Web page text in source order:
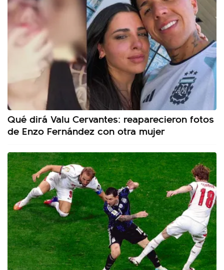
Qué dirá Valu Cervantes: reaparecieron fotos
de Enzo Fernández con otra mujer